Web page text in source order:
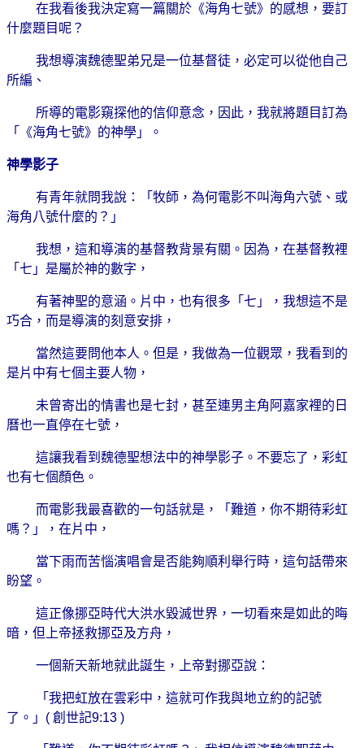
在我看後我決定寫一篇關於《海角七號》的感想，要訂
什麼題目呢？
我想導演魏德聖弟兄是一位基督徒，必定可以從他自己
所編、
所導的電影窺探他的信仰意念，因此，我就將題目訂為
「《海角七號》的神學」。
神學影子
有青年就問我說：「牧師，為何電影不叫海角六號、或
海角八號什麼的？」
我想，這和導演的基督教背景有關。因為，在基督教裡
「七」是屬於神的數字，
有著神聖的意涵。片中，也有很多「七」，我想這不是
巧合，而是導演的刻意安排，
當然這要問他本人。但是，我做為一位觀眾，我看到的
是片中有七個主要人物，
未曾寄出的情書也是七封，甚至連男主角阿嘉家裡的日
曆也一直停在七號，
這讓我看到魏德聖想法中的神學影子。不要忘了，彩虹
也有七個顏色。
而電影我最喜歡的一句話就是，「難道，你不期待彩虹
嗎？」，在片中，
當下雨而苦惱演唱會是否能夠順利舉行時，這句話帶來
盼望。
這正像挪亞時代大洪水毀滅世界，一切看來是如此的晦
暗，但上帝拯救挪亞及方舟，
一個新天新地就此誕生，上帝對挪亞說：
「我把虹放在雲彩中，這就可作我與地立約的記號
了。」 ( 創世記9:13 )